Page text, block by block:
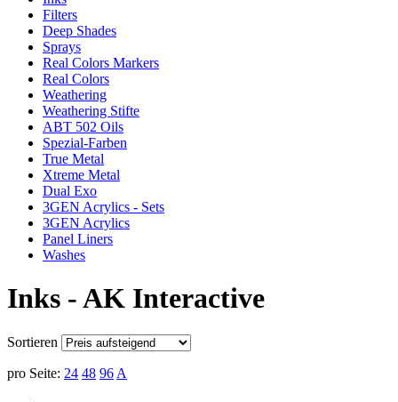
Filters
Deep Shades
Sprays
Real Colors Markers
Real Colors
Weathering
Weathering Stifte
ABT 502 Oils
Spezial-Farben
True Metal
Xtreme Metal
Dual Exo
3GEN Acrylics - Sets
3GEN Acrylics
Panel Liners
Washes
Inks - AK Interactive
Sortieren
pro Seite: 24 48 96 A